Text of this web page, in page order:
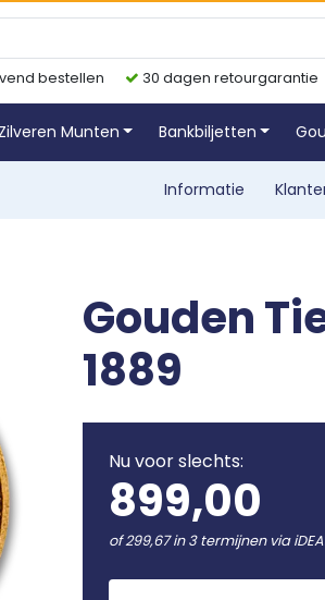
bestellen 30 dagen retourgarantie
Zilveren Munten Bankbiljetten
Informatie
Gouden
1889
Nu voor slechts:
899,00
of 299,67 in 3 termijnen via